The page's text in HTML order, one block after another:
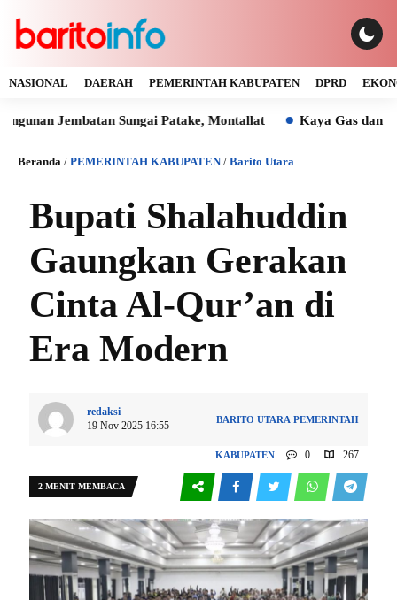
NASIONAL DAERAH PEMERINTAH KABUPATEN DPRD
Jembatan Sungai Patake, Montallat Kaya Gas dan Batu
Beranda / PEMERINTAH KABUPATEN/ Barito Utara
Bupati Shalahuddin
Gaungkan Gerakan
Cinta Al-Qur’an di
Era Modern
redaksi
19 Nov 2025 16:55
BARITO UTARA PEMERINTAH
KABUPATEN 0 267
2 MENIT MEMBACA